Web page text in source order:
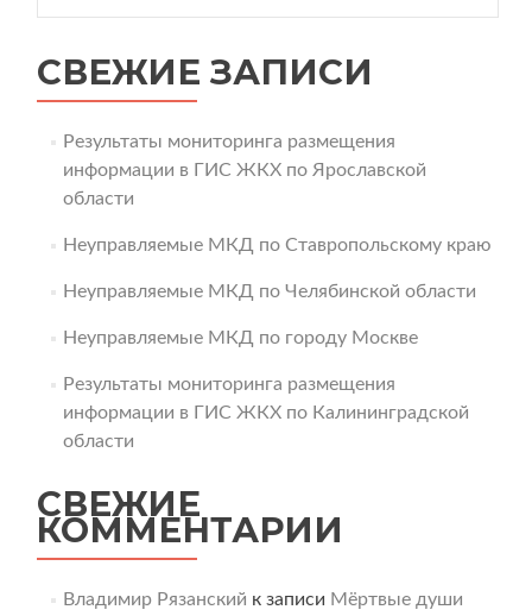
СВЕЖИЕ ЗАПИСИ
Результаты мониторинга размещения
информации в ГИС ЖКХ по Ярославской
области
Неуправляемые МКД по Ставропольскому краю
Неуправляемые МКД по Челябинской области
Неуправляемые МКД по городу Москве
Результаты мониторинга размещения
информации в ГИС ЖКХ по Калининградской
области
СВЕЖИЕ
КОММЕНТАРИИ
Владимир Рязанский к записи Мёртвые души